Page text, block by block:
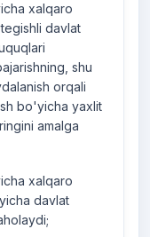
xalqaro
davlat
shu
orqali
bo'yicha yaxlit
amalga
xalqaro
davlat